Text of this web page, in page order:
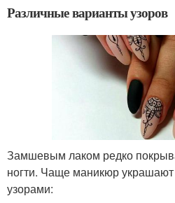
Различные варианты узоров
Замшевым лаком редко
ногти. Чаще маникюр
узорами: